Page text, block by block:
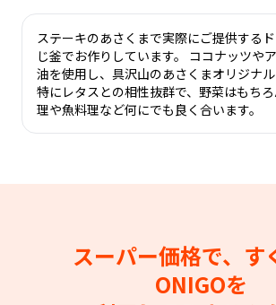
ステーキのあさくまで実際にご提供する
じ釜でお作りしています。 ココナッツや
油を使用し、具沢山のあさくまオリジナル
特にレタスとの相性抜群で、野菜はもち
理や魚料理など何にでも良く合います。
スーパー価格で、す
ONIGOを